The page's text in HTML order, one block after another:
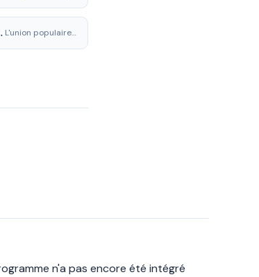
L'union populaire Angoulême
n'a pas encore été intégré